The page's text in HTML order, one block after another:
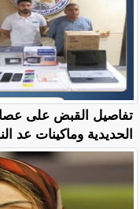
تفاصيل القبض على
الحديدية وماكينات عد